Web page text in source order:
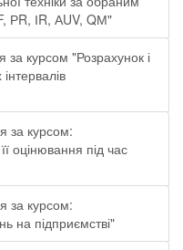
РR, ІR, АUV, QМ"
за курсом "Розрахунок і
за курсом:
оцінювання під час
за курсом:
на підприємстві"